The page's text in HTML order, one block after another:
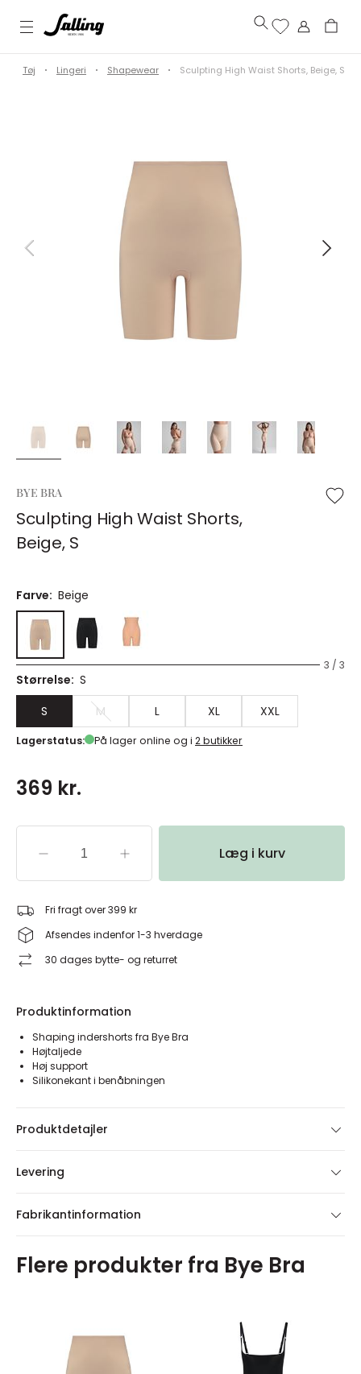
Tøj Lingeri Shapewear Sculpting High Waist Shorts, Beige, S
BYE BRA
Sculpting High Waist Shorts,
Beige, S
Farve: Beige
3 / 3
Størrelse: S
S
M L XL XXL
Lagerstatus: På lager online og i 2 butikker
369 kr.
Læg i kurv
Fri fragt over 399 kr
Afsendes indenfor 1-3 hverdage
30 dages bytte- og returret
Produktinformation
Shaping indershorts fra Bye Bra
Højtaljede
Høj support
Silikonekant i benåbningen
Produktdetajler
Levering
Fabrikantinformation
Flere produkter fra Bye Bra